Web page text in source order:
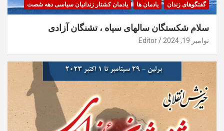
گفتگوهای زندان
یادمان ها یادمان کشتار زندانیان سیاسی دهه شصت
سلام شکستگان سالهای سیاه ، تشنگان آزادی
نوامبر 19, 2024 Editor